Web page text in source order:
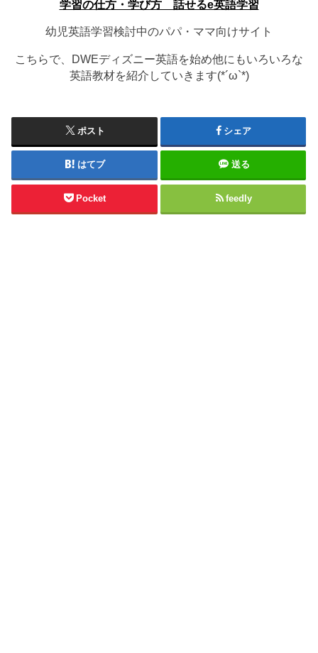
学習の仕方・学び方 話せるe英語学習
幼児英語学習検討中のパパ・ママ向けサイト
こちらで、DWEディズニー英語を始め他にもいろいろな
英語教材を紹介していきます(*´ω`*)
ポスト シェア
はてブ 送る
Pocket feedly